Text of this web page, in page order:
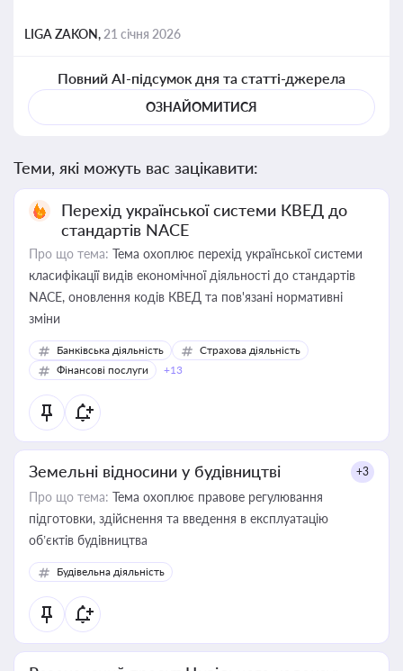
LIGA ZAKON, 21 січня 2026
Повний AI-підсумок дня та статті-джерела
ОЗНАЙОМИТИСЯ
Теми, які можуть вас зацікавити:
Перехід української системи КВЕД до
стандартів NACE
Про що тема: Тема охоплює перехід української системи
класифікації видів економічної діяльності до стандартів
NACE, оновлення кодів КВЕД та пов'язані нормативні
зміни
Банківська діяльність
Страхова діяльність
Фінансові послуги
+13
Земельні відносини у будівництві +3
Про що тема: Тема охоплює правове регулювання
підготовки, здійснення та введення в експлуатацію
об’єктів будівництва
Будівельна діяльність